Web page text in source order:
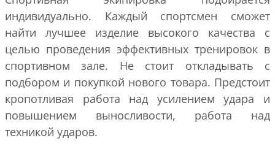
индивидуально. Каждый спортсмен сможет
найти лучшее изделие высокого качества с
целью проведения эффективных тренировок в
спортивном зале. Не стоит откладывать с
подбором и покупкой нового товара. Предстоит
кропотливая работа над усилением удара и
повышением выносливости, работа над
техникой ударов.